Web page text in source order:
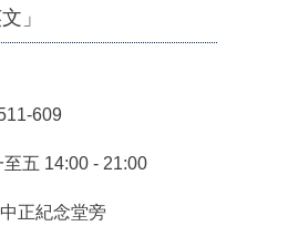
」
609
五 14:00 - 21:00
正紀念堂旁